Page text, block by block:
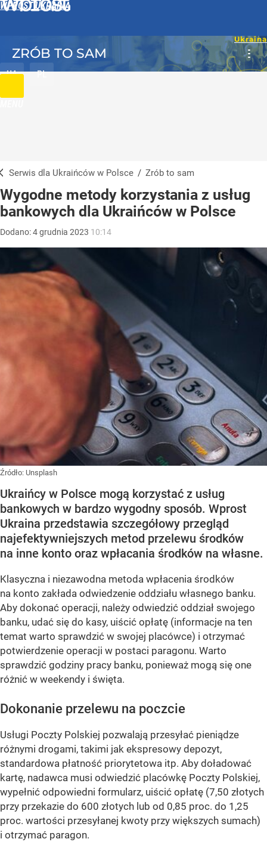
WPROST UKRAINA
UA PL
ZRÓB TO SAM
Serwis dla Ukraińców w Polsce / Zrób to sam
Wygodne metody korzystania z usług
bankowych dla Ukraińców w Polsce
Dodano:4grudnia 2023 10:14
Źródło: Unsplash
Ukraińcy w Polsce mogą korzystać z usług
bankowych w bardzo wygodny sposób. Wprost
Ukraina przedstawia szczegółowy przegląd
najefektywniejszych metod przelewu środków
na inne konto oraz wpłacania środków na własne.
Klasyczna i niezawodna metoda wpłacenia środków
na konto zakłada odwiedzenie oddziału własnego banku.
Aby dokonać operacji, należy odwiedzić oddział swojego
banku, udać się do kasy, uiścić opłatę (informacje na ten
temat warto sprawdzić w swojej placówce) i otrzymać
potwierdzenie operacji w postaci paragonu. Warto
sprawdzić godziny pracy banku, ponieważ mogą się one
różnić w weekendy i święta.
Dokonanie przelewu na poczcie
Usługi Poczty Polskiej pozwalają przesyłać pieniądze
różnymi drogami, takimi jak ekspresowy depozyt,
standardowa płatność priorytetowa itp. Aby doładować
kartę, nadawca musi odwiedzić placówkę Poczty Polskiej,
wypełnić odpowiedni formularz, uiścić opłatę (7,50 złotych
przy przekazie do 600 złotych lub od 0,85 proc. do 1,25
proc. wartości przesyłanej kwoty przy większych sumach)
i otrzymać paragon.